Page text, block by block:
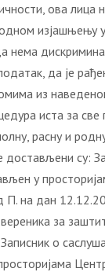
ова лица
изјашњењу
нема
да је
из
иста за
расну и
достављени су:
у
П. на дан
за
о